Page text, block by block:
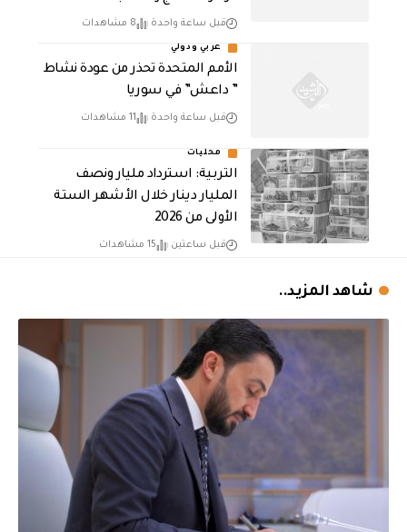
قبل ساعة واحدة 8 مشاهدات
عربي ودولي
الأمم المتحدة تحذر من عودة نشاط
” داعش” في سوريا
قبل ساعة واحدة 11 مشاهدات
محليات
التربية: استرداد مليار ونصف
المليار دينار خلال الأشهر الستة
الأولى من 2026
قبل ساعتين 15 مشاهدات
شاهد المزيد..